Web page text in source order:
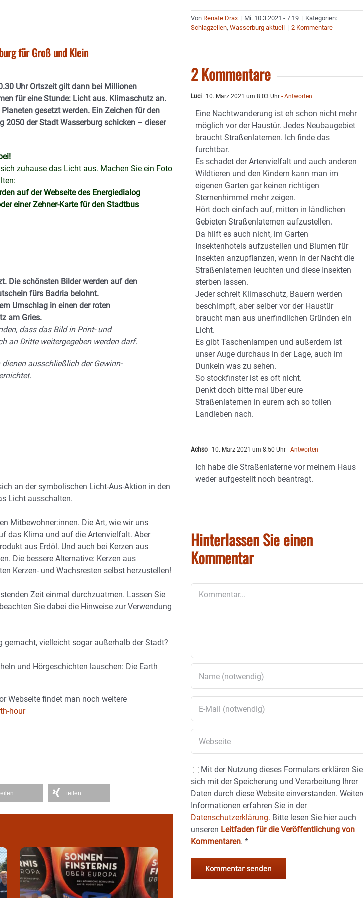
für Groß und Klein
Uhr Ortszeit gilt dann bei Millionen
für eine Stunde: Licht aus. Klimaschutz an.
gesetzt werden. Ein Zeichen für den
2050 der Stadt Wasserburg schicken – dieser
zuhause das Licht aus. Machen Sie ein Foto
auf der Webseite des Energiedialog
einer Zehner-Karte für den Stadtbus
Die schönsten Bilder werden auf den
fürs Badria belohnt.
Umschlag in einen der roten
am Gries.
dass das Bild in Print- und
an Dritte weitergegeben werden darf.
ausschließlich der Gewinn-
an der symbolischen Licht-Aus-Aktion in den
Licht ausschalten.
Mitbewohner:innen. Die Art, wie wir uns
das Klima und auf die Artenvielfalt. Aber
aus Erdöl. Und auch bei Kerzen aus
Die bessere Alternative: Kerzen aus
Kerzen- und Wachsresten selbst herzustellen!
Zeit einmal durchzuatmen. Lassen Sie
Sie dabei die Hinweise zur Verwendung
vielleicht sogar außerhalb der Stadt?
und Hörgeschichten lauschen: Die Earth
Webseite findet man noch weitere
hour
teilen
Von Renate Drax | Mi. 10.3.2021 - 7:19 | Kategorien:
Schlagzeilen,Wasserburg aktuell | 2 Kommentare
2 Kommentare
Luci 10. März 2021 um 8:03 Uhr - Antworten
Eine Nachtwanderung ist eh schon nicht mehr
möglich vor der Haustür. Jedes Neubaugebiet
braucht Straßenlaternen. Ich finde das
furchtbar.
Es schadet der Artenvielfalt und auch anderen
Wildtieren und den Kindern kann man im
eigenen Garten gar keinen richtigen
Sternenhimmel mehr zeigen.
Hört doch einfach auf, mitten in ländlichen
Gebieten Straßenlaternen aufzustellen.
Da hilft es auch nicht, im Garten
Insektenhotels aufzustellen und Blumen für
Insekten anzupflanzen, wenn in der Nacht die
Straßenlaternen leuchten und diese Insekten
sterben lassen.
Jeder schreit Klimaschutz, Bauern werden
beschimpft, aber selber vor der Haustür
braucht man aus unerfindlichen Gründen ein
Licht.
Es gibt Taschenlampen und außerdem ist
unser Auge durchaus in der Lage, auch im
Dunkeln was zu sehen.
So stockfinster ist es oft nicht.
Denkt doch bitte mal über eure
Straßenlaternen in eurem ach so tollen
Landleben nach.
Achso 10. März 2021 um 8:50 Uhr - Antworten
Ich habe die Straßenlaterne vor meinem Haus
weder aufgestellt noch beantragt.
Hinterlassen Sie einen
Kommentar
Mit der Nutzung dieses Formulars erklären Sie
sich mit der Speicherung und Verarbeitung Ihrer
Daten durch diese Website einverstanden.
Informationen erfahren Sie in der
Datenschutzerklärung. Bitte lesen Sie hier auch
unseren Leitfaden für die Veröffentlichung von
Kommentaren.*